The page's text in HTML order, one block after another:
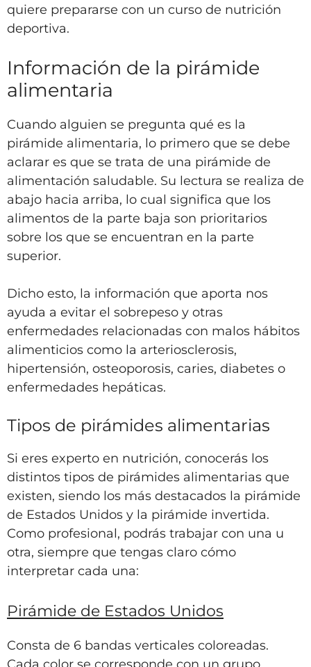
quiere prepararse con un curso de nutrición
deportiva.
Información de la pirámide
alimentaria
Cuando alguien se pregunta qué es la
pirámide alimentaria, lo primero que se debe
aclarar es que se trata de una pirámide de
alimentación saludable. Su lectura se realiza de
abajo hacia arriba, lo cual significa que los
alimentos de la parte baja son prioritarios
sobre los que se encuentran en la parte
superior.
Dicho esto, la información que aporta nos
ayuda a evitar el sobrepeso y otras
enfermedades relacionadas con malos hábitos
alimenticios como la arteriosclerosis,
hipertensión, osteoporosis, caries, diabetes o
enfermedades hepáticas.
Tipos de pirámides alimentarias
Si eres experto en nutrición, conocerás los
distintos tipos de pirámides alimentarias que
existen, siendo los más destacados la pirámide
de Estados Unidos y la pirámide invertida.
Como profesional, podrás trabajar con una u
otra, siempre que tengas claro cómo
interpretar cada una:
Pirámide de Estados Unidos
Consta de 6 bandas verticales coloreadas.